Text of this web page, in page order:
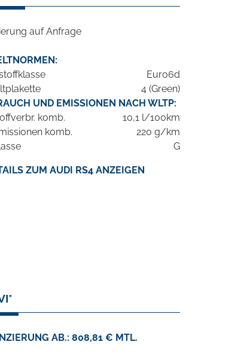
auf Anfrage
Euro6d
4 (Green)
UND EMISSIONEN NACH WLTP:
komb.
10,1 l/100km
komb.
220 g/km
G
ZUM AUDI RS4 ANZEIGEN
AB.: 808,81 € MTL.